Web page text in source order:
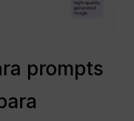
prompts